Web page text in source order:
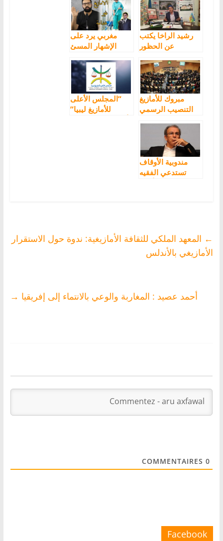
رشيد الراخا يكتب
عن الحظور
في المغرب
مغربي يرد على
الإشهار المسئ
وزارة الخارجية
المغربية
مبروك للأمازيغ
التنصيب الرسمي
الامازيغية بالاتحاد
الافريقي
“المجلس الأعلى
للأمازيغ ليبيا”
مندوبية الأوقاف
تستدعي الفقيه
← المعهد الملكي للثقافة الأمازيغية: ندوة حول الاستقرار
الأمازيغي بالأندلس
أحمد عصيد : المغاربة والوعي بالانتماء إلى إفريقيا →
0
COMMENTAIRES
Facebook